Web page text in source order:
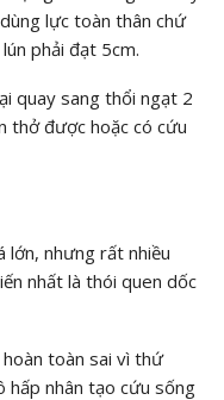
lực toàn thân chứ
phải đạt 5cm.
quay sang thổi ngạt 2
thở được hoặc có cứu
lớn, nhưng rất nhiều
nhất là thói quen dốc
toàn sai vì thứ
hấp nhân tạo cứu sống